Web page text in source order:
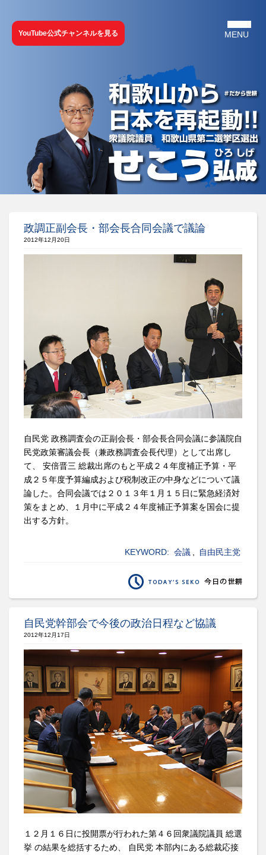
YouTube公式チャンネルを見る
政調正副会長・部会長合同会議で議論
2012年12月20日
自民党 政務調査会の正副会長・部会長合同会議に参議院自
民党政策審議会長（兼政務調査会長代理）として出席し
て、 安倍晋三 総裁出席のもと平成２４年度補正予算・平
成２５年度予算編成および税制改正の中身などについて議
論した。合同会議では２０１３年１月１５日に緊急経済対
策をまとめ、１月中に平成２４年度補正予算案を国会に提
出する方針。
KEYWORD: 会議 自由民主党
自民党幹部会で今後の政治日程など協議
2012年12月17日
１２月１６日に投開票が行われた第４６回衆議院議員 総選
挙 の結果を総括するため、 自民党 本部内にある総裁応接